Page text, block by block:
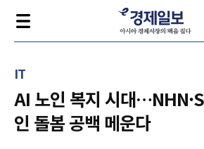
IT
AI 노인 복지 시대
인 돌봄 공백 메운다